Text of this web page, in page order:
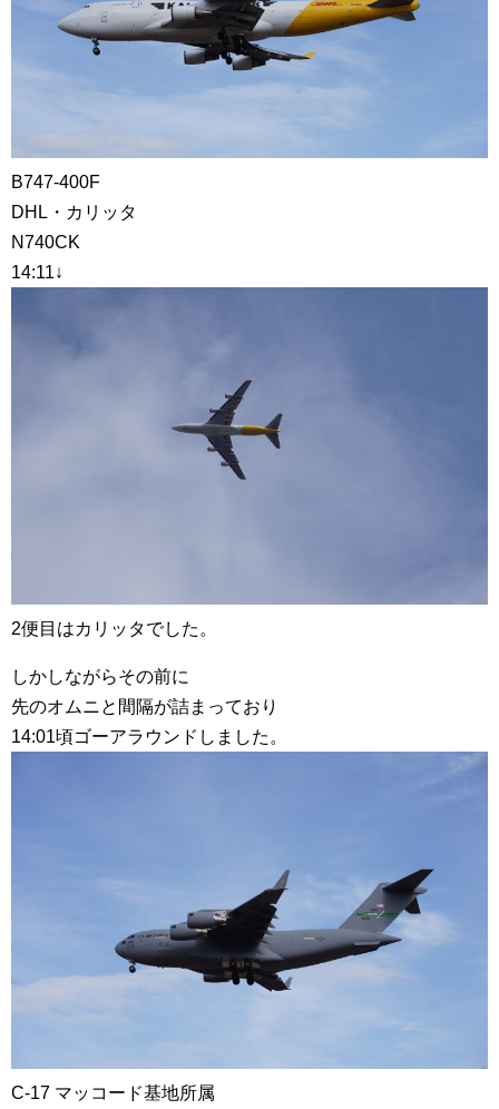
B747-400F
DHL・カリッタ
N740CK
14:11↓
2便目はカリッタでした。
しかしながらその前に
先のオムニと間隔が詰まっており
14:01頃ゴーアラウンドしました。
C-17 マッコード基地所属